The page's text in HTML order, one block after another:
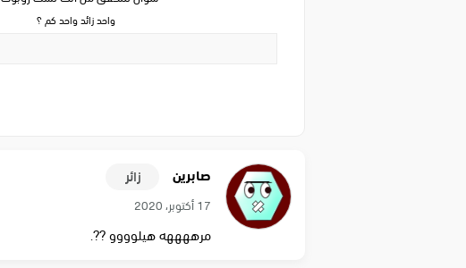
واحد زائد واحد كم ؟
صابرين زائر
17 أكتوبر، 2020
مرههههه هيلوووو ??.